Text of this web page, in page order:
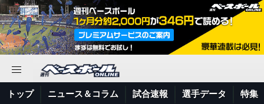
トップ ニュース＆コラム 試合速報 選手データ 特集